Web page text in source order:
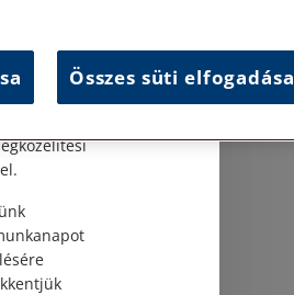
Összes süti elfogadása